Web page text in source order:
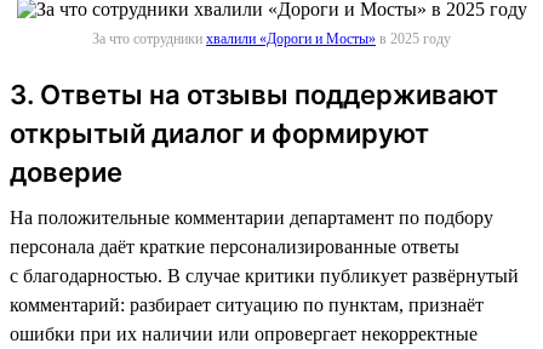
За что сотрудники хвалили «Дороги и Мосты» в 2025 году
3. Ответы на отзывы поддерживают
открытый диалог и формируют
доверие
На положительные комментарии департамент по подбору
персонала даёт краткие персонализированные ответы
с благодарностью. В случае критики публикует развёрнутый
комментарий: разбирает ситуацию по пунктам, признаёт
ошибки при их наличии или опровергает некорректные